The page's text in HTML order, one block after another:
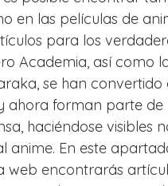
en las películas de
para los
Academia, así como
se han
ahora forman parte de
haciéndose visibles
anime. En este
web encontrarás